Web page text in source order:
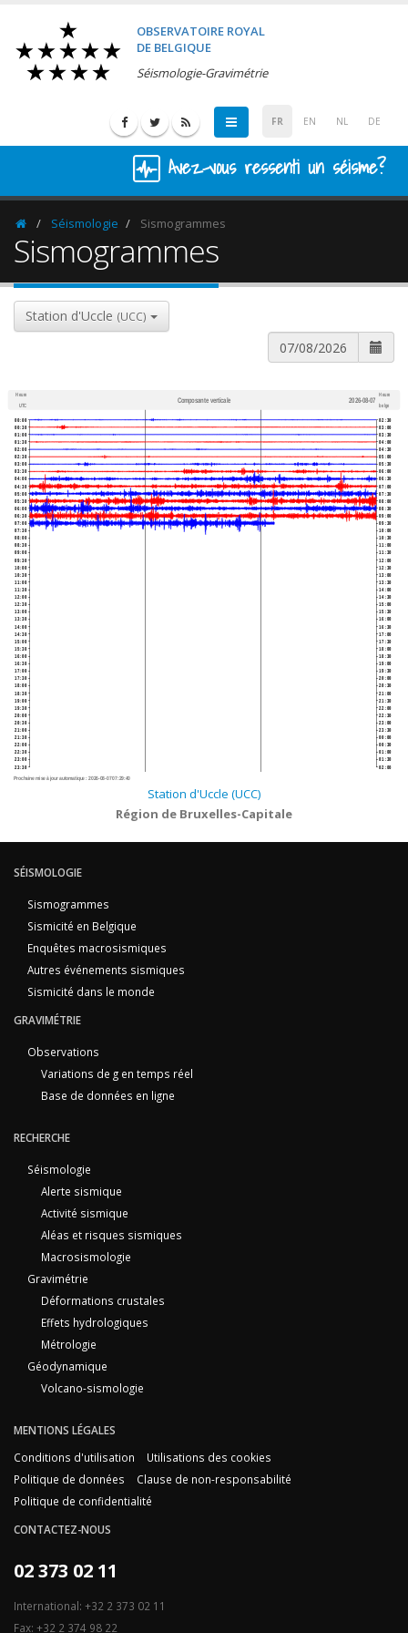
OBSERVATOIRE ROYAL
DE BELGIQUE
Séismologie-Gravimétrie
FR EN NL DE
Avez-vous ressenti un séisme?
HomepageSéismologie Sismogrammes
Sismogrammes
Station d'Uccle (UCC)
Heure
UTC
Composante verticale 2026-08-07
Heure
belge
00:00
00:30
01:00
01:30
02:00
02:30
03:00
03:30
04:00
04:30
05:00
05:30
06:00
06:30
07:00
07:30
08:00
08:30
09:00
09:30
10:00
10:30
11:00
11:30
12:00
12:30
13:00
13:30
14:00
14:30
15:00
15:30
16:00
16:30
17:00
17:30
18:00
18:30
19:00
19:30
20:00
20:30
21:00
21:30
22:00
22:30
23:00
23:30
02:30
03:00
03:30
04:00
04:30
05:00
05:30
06:00
06:30
07:00
07:30
08:00
08:30
09:00
09:30
10:00
10:30
11:00
11:30
12:00
12:30
13:00
13:30
14:00
14:30
15:00
15:30
16:00
16:30
17:00
17:30
18:00
18:30
19:00
19:30
20:00
20:30
21:00
21:30
22:00
22:30
23:00
23:30
00:00
00:30
01:00
01:30
02:00
Prochaine mise à jour automatique :2026-08-07 07:29:40
Station d'Uccle (UCC)
Région de Bruxelles-Capitale
SÉISMOLOGIE
Sismogrammes
Sismicité en Belgique
Enquêtes macrosismiques
Autres événements sismiques
Sismicité dans le monde
GRAVIMÉTRIE
Observations
Variations de g en temps réel
Base de données en ligne
RECHERCHE
Séismologie
Alerte sismique
Activité sismique
Aléas et risques sismiques
Macrosismologie
Gravimétrie
Déformations crustales
Effets hydrologiques
Métrologie
Géodynamique
Volcano-sismologie
MENTIONS LÉGALES
Conditions d'utilisation
Utilisations des cookies
Politique de données
Clause de non-responsabilité
Politique de confidentialité
CONTACTEZ-NOUS
02 373 02 11
International: +32 2 373 02 11
Fax: +32 2 374 98 22